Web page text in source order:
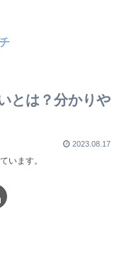
とは？分かりや
2023.08.17
います。